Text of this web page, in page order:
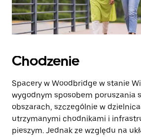
Chodzenie
Spacery w Woodbridge w stanie
wygodnym sposobem poruszania
obszarach, szczególnie w
utrzymanymi chodnikami i
pieszym. Jednak ze względu na